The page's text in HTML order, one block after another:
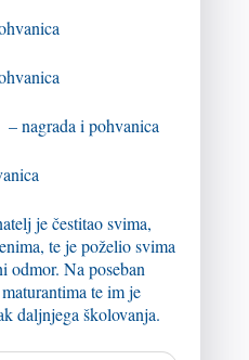
nagrada i pohvanica
je čestitao svima,
te je poželio svima
odmor. Na poseban
te im je
daljnjega školovanja.